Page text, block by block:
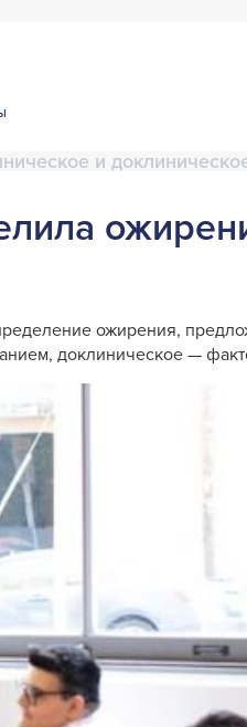
и
ожирения,
доклиническое —